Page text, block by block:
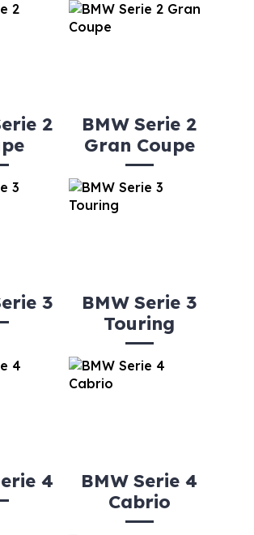
2
BMW Serie 2
Gran Coupe
3
BMW Serie 3
Touring
4
BMW Serie 4
Cabrio